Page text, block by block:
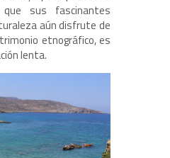
sus fascinantes
aún disfrute de
etnográfico, es
lenta.